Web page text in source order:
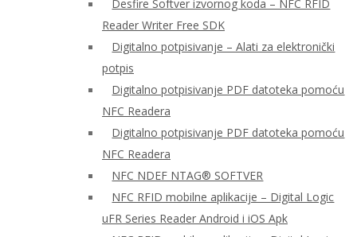
Desfire Softver izvornog koda – NFC RFID
Reader Writer Free SDK
Digitalno potpisivanje – Alati za elektronički
potpis
Digitalno potpisivanje PDF datoteka pomoću
NFC Readera
Digitalno potpisivanje PDF datoteka pomoću
NFC Readera
NFC NDEF NTAG® SOFTVER
NFC RFID mobilne aplikacije – Digital Logic
uFR Series Reader Android i iOS Apk